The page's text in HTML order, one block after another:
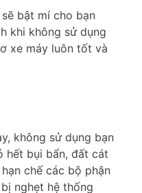
sẽ bật mí cho bạn
khi không sử dụng
xe máy luôn tốt và
không sử dụng bạn
hết bụi bẩn, đất cát
chế các bộ phận
nghẹt hệ thống